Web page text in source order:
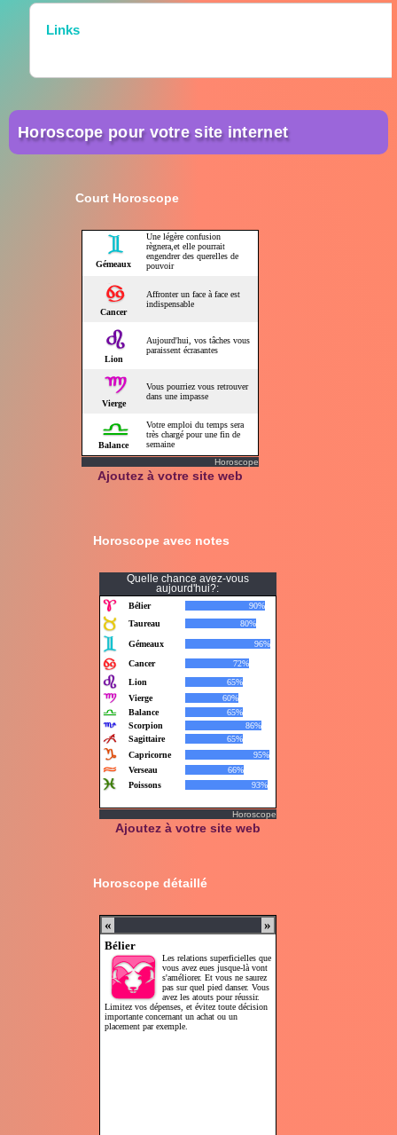
Links
Horoscope pour votre site internet
Court Horoscope
Horoscope
Ajoutez à votre site web
Horoscope avec notes
Quelle chance avez-vous
aujourd'hui?:
Horoscope
Ajoutez à votre site web
Horoscope détaillé